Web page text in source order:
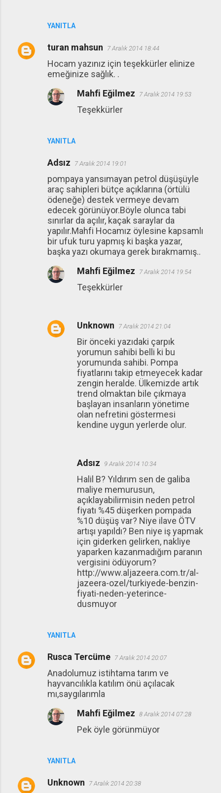
YANITLA
turan mahsun 7 Aralık 2014 18:44
Hocam yazınız için teşekkürler elinize
emeğinize sağlık. .
YANITLA
Mahfi Eğilmez 7 Aralık 2014 19:53
Teşekkürler
Adsız 7 Aralık 2014 19:01
pompaya yansımayan petrol düşüşüyle
araç sahipleri bütçe açıklarına (örtülü
ödeneğe) destek vermeye devam
edecek görünüyor.Böyle olunca tabi
sınırlar da açılır, kaçak saraylar da
yapılır.Mahfi Hocamız öylesine kapsamlı
bir ufuk turu yapmış ki başka yazar,
başka yazı okumaya gerek bırakmamış..
YANITLA
Mahfi Eğilmez 7 Aralık 2014 19:54
Teşekkürler
Unknown 7 Aralık 2014 21:04
Bir önceki yazıdaki çarpık
yorumun sahibi belli ki bu
yorumunda sahibi. Pompa
fiyatlarını takip etmeyecek kadar
zengin heralde. Ülkemizde artık
trend olmaktan bile çıkmaya
başlayan insanların yönetime
olan nefretini göstermesi
kendine uygun yerlerde olur.
Adsız 9 Aralık 2014 10:34
Halil B? Yıldırım sen de galiba
maliye memurusun,
açıklayabilirmisin neden petrol
fiyatı %45 düşerken pompada
%10 düşüş var? Niye ilave ÖTV
artışı yapıldı? Ben niye iş yapmak
için giderken gelirken, nakliye
yaparken kazanmadığım paranın
vergisini ödüyorum?
http://www.aljazeera.com.tr/al-
jazeera-ozel/turkiyede-benzin-
fiyati-neden-yeterince-
dusmuyor
Rusca Tercüme 7 Aralık 2014 20:07
Anadolumuz istihtama tarım ve
hayvancılıkla katılım önü açılacak
mı,saygılarımla
YANITLA
Mahfi Eğilmez 8 Aralık 2014 07:28
Pek öyle görünmüyor
Unknown 7 Aralık 2014 20:38